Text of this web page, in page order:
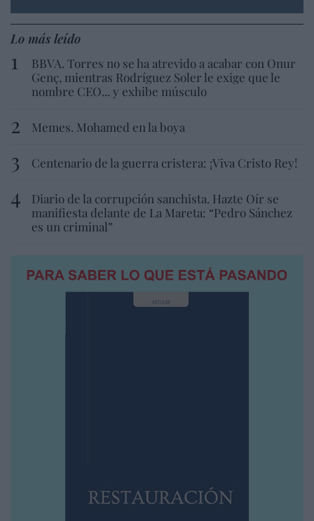
Lo más leído
BBVA. Torres no se ha atrevido a acabar con Onur
Genç, mientras Rodríguez Soler le exige que le
nombre CEO... y exhibe músculo
Memes. Mohamed en la boya
Centenario de la guerra cristera: ¡Viva Cristo Rey!
Diario de la corrupción sanchista. Hazte Oír se
manifiesta delante de La Mareta: “Pedro Sánchez
es un criminal”